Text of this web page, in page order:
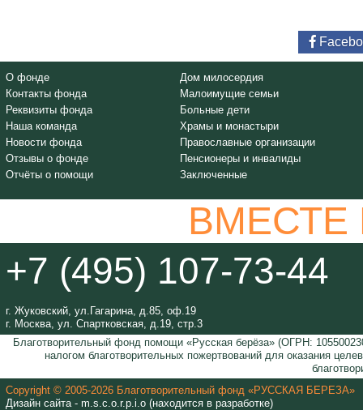
О фонде
Контакты фонда
Реквизиты фонда
Наша команда
Новости фонда
Отзывы о фонде
Отчёты о помощи
Дом милосердия
Малоимущие семьи
Больные дети
Храмы и монастыри
Православные организации
Пенсионеры и инвалиды
Заключенные
+7 (495) 107-73-44
г. Жуковский, ул.Гагарина, д.85, оф.19
г. Москва, ул. Спартковская, д.19, стр.3
Благотворительный фонд помощи «Русская берёза» (ОГРН:
налогом благотворительных пожертвований для оказания
Copyright © 2005-2026 Благотворительный фонд «РУССКАЯ БЕРЕЗА»
Дизайн сайта - m.s.c.o.r.p.i.o (находится в разработке)